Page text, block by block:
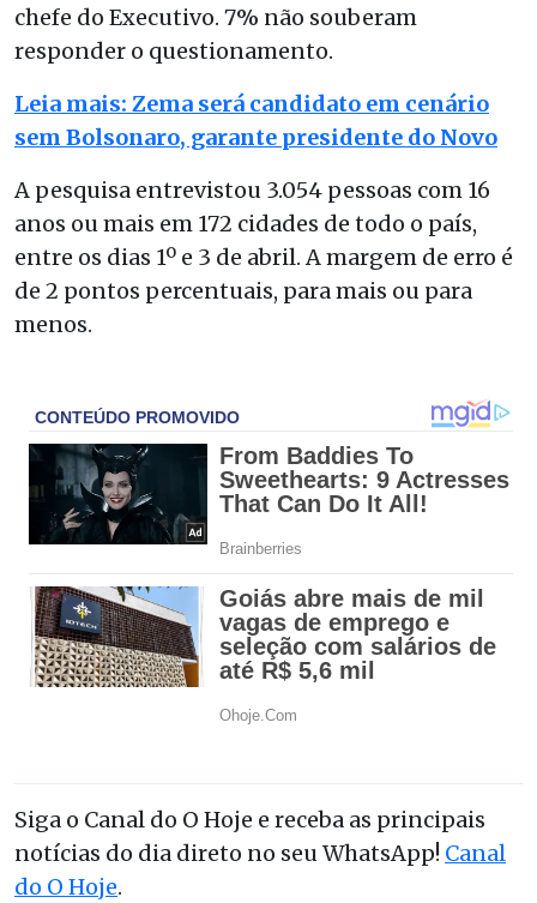
chefe do Executivo. 7% não souberam
responder o questionamento.
Leia mais: Zema será candidato em cenário
sem Bolsonaro, garante presidente do Novo
A pesquisa entrevistou 3.054 pessoas com 16
anos ou mais em 172 cidades de todo o país,
entre os dias 1º e 3 de abril. A margem de erro é
de 2 pontos percentuais, para mais ou para
menos.
Siga o Canal do O Hoje e receba as principais
notícias do dia direto no seu WhatsApp! Canal
do O Hoje.